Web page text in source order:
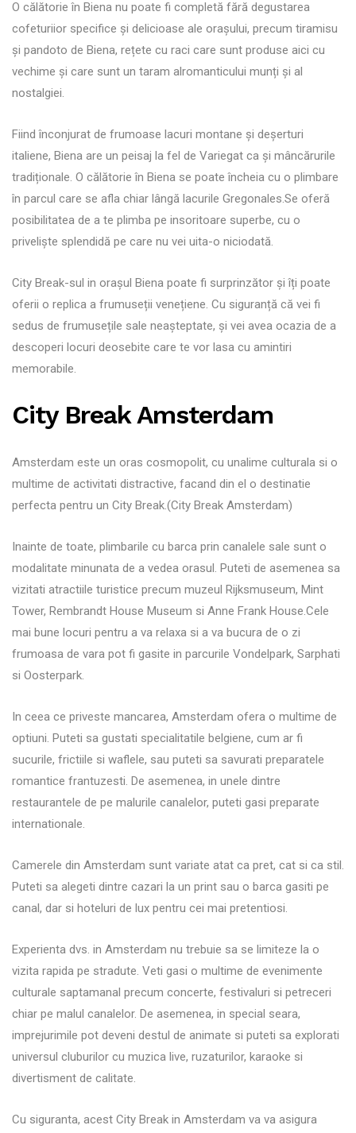
O călătorie în Biena nu poate fi completă fără degustarea
cofeturiior specifice și delicioase ale orașului, precum tiramisu
și pandoto de Biena, rețete cu raci care sunt produse aici cu
vechime și care sunt un taram alromanticului munți și al
nostalgiei.
Fiind înconjurat de frumoase lacuri montane și deșerturi
italiene, Biena are un peisaj la fel de Variegat ca și mâncărurile
tradiționale. O călătorie în Biena se poate încheia cu o plimbare
în parcul care se afla chiar lângă lacurile Gregonales.Se oferă
posibilitatea de a te plimba pe insoritoare superbe, cu o
priveliște splendidă pe care nu vei uita-o niciodată.
City Break-sul in orașul Biena poate fi surprinzător și îți poate
oferii o replica a frumuseții venețiene. Cu siguranță că vei fi
sedus de frumusețile sale neașteptate, și vei avea ocazia de a
descoperi locuri deosebite care te vor lasa cu amintiri
memorabile.
City Break Amsterdam
Amsterdam este un oras cosmopolit, cu unalime culturala si o
multime de activitati distractive, facand din el o destinatie
perfecta pentru un City Break.(City Break Amsterdam)
Inainte de toate, plimbarile cu barca prin canalele sale sunt o
modalitate minunata de a vedea orasul. Puteti de asemenea sa
vizitati atractiile turistice precum muzeul Rijksmuseum, Mint
Tower, Rembrandt House Museum si Anne Frank House.Cele
mai bune locuri pentru a va relaxa si a va bucura de o zi
frumoasa de vara pot fi gasite in parcurile Vondelpark, Sarphati
si Oosterpark.
In ceea ce priveste mancarea, Amsterdam ofera o multime de
optiuni. Puteti sa gustati specialitatile belgiene, cum ar fi
sucurile, frictiile si waflele, sau puteti sa savurati preparatele
romantice frantuzesti. De asemenea, in unele dintre
restaurantele de pe malurile canalelor, puteti gasi preparate
internationale.
Camerele din Amsterdam sunt variate atat ca pret, cat si ca stil.
Puteti sa alegeti dintre cazari la un print sau o barca gasiti pe
canal, dar si hoteluri de lux pentru cei mai pretentiosi.
Experienta dvs. in Amsterdam nu trebuie sa se limiteze la o
vizita rapida pe stradute. Veti gasi o multime de evenimente
culturale saptamanal precum concerte, festivaluri si petreceri
chiar pe malul canalelor. De asemenea, in special seara,
imprejurimile pot deveni destul de animate si puteti sa explorati
universul cluburilor cu muzica live, ruzaturilor, karaoke si
divertisment de calitate.
Cu siguranta, acest City Break in Amsterdam va va asigura